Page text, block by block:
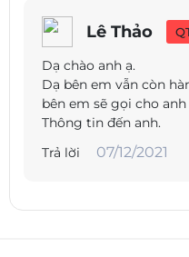
Lê Thảo
Dạ chào anh ạ.
Dạ bên em vẫn còn
bên em sẽ gọi cho
Thông tin đến anh.
Trả lời
07/12/2021